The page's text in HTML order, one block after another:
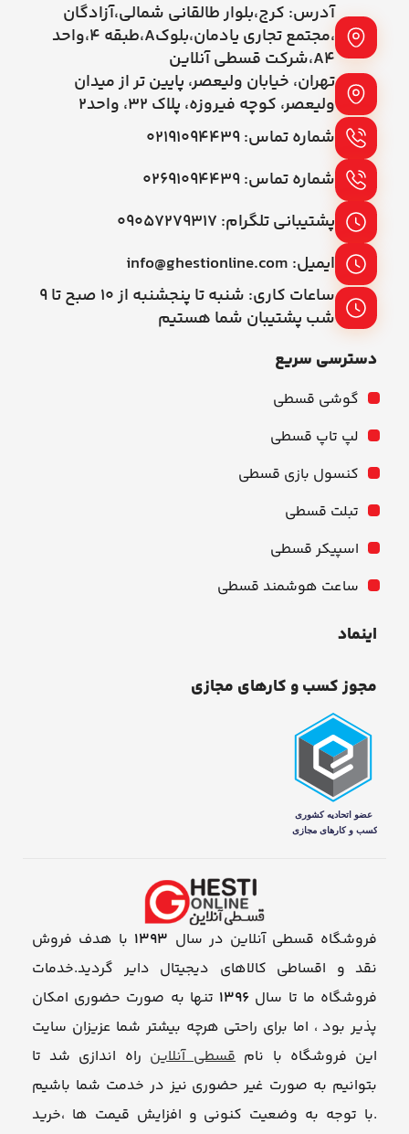
آدرس: کرج،بلوار طالقانی شمالی،آزادگان
،مجتمع تجاری یادمان،بلوکA،طبقه ۴،واحد
A4،شرکت قسطی آنلاین
تهران، خیابان ولیعصر، پایین تر از میدان
ولیعصر، کوچه فیروزه، پلاک 32، واحد2
شماره تماس: ۰۲۱۹۱۰۹۴۴۳۹
شماره تماس: ۰۲۶۹۱۰۹۴۴۳۹
پشتیبانی تلگرام: ۰۹۰۵۷۲۷۹۳۱۷
ایمیل: info@ghestionline.com
ساعات کاری: شنبه تا پنجشنبه از ۱۰ صبح تا ۹
شب پشتیبان شما هستیم
دسترسی سریع
گوشی قسطی
لپ تاپ قسطی
کنسول بازی قسطی
تبلت قسطی
اسپیکر قسطی
ساعت هوشمند قسطی
اینماد
مجوز کسب و کارهای مجازی
فروشگاه قسطی آنلاین در سال 1393 با هدف فروش
نقد و اقساطی کالاهای دیجیتال دایر گردید.خدمات
فروشگاه ما تا سال 1396 تنها به صورت حضوری امکان
پذیر بود ، اما برای راحتی هرچه بیشتر شما عزیزان سایت
این فروشگاه با نامقسطی آنلاین راه اندازی شد تا
بتوانیم به صورت غیر حضوری نیز در خدمت شما باشیم
.با توجه به وضعیت کنونی و افزایش قیمت ها ،خرید